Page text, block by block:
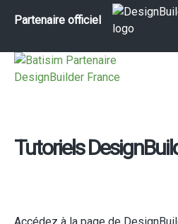
Partenaire officiel
Tutoriels